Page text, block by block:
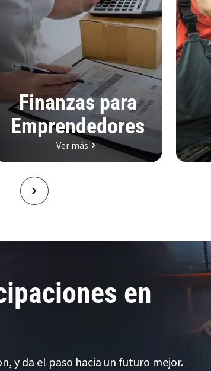
Finanzas para
Emprendedores
Ver más
en
y da el paso hacia un futuro mejor.